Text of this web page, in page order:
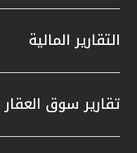
التقارير المالية
تقارير سوق